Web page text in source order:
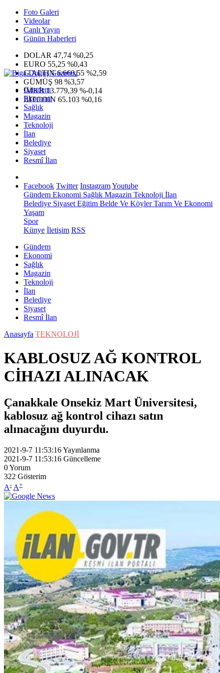
Foto Galeri
Videolar
Canlı Yayın
Günün Haberleri
DOLAR 47,74 %0,25
EURO 55,25 %0,43
G.ALTIN6.660,55 %2,59
GÜMÜŞ 98 %3,57
IMKB13.779,39 %-0,14
BITCOIN 65.103 %0,16
Gündem
Ekonomi
Sağlık
Magazin
Teknoloji
İlan
Belediye
Siyaset
Resmî İlan
Facebook Twitter InstagramYoutube
Gündem Ekonomi Sağlık Magazin Teknoloji İlan
Belediye Siyaset Eğitim Belde Ve KöylerTarım Ve Ekonomi
Yaşam
Spor
Künye İletişim RSS
Gündem
Ekonomi
Sağlık
Magazin
Teknoloji
İlan
Belediye
Siyaset
Resmî İlan
Anasayfa TEKNOLOJİ
KABLOSUZ AĞ KONTROL
CİHAZI ALINACAK
Çanakkale Onsekiz Mart Üniversitesi,
kablosuz ağ kontrol cihazı satın
alınacağını duyurdu.
2021-9-7 11:53:16Yayınlanma
2021-9-7 11:53:16 Güncelleme
0Yorum
322 Gösterim
A- A+